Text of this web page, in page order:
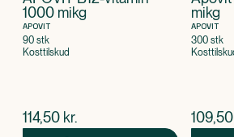
1000 mikg
APOVIT
90 stk
Kosttilskud
$nuværende pris
114,50 kr.
mikg
APOVIT
300 stk
$
109,50